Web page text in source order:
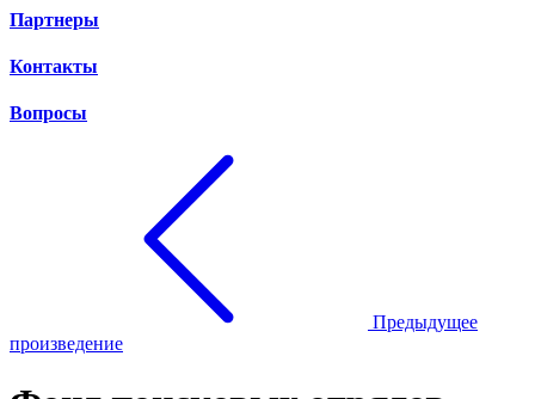
Партнеры
Контакты
Вопросы
Предыдущее
произведение